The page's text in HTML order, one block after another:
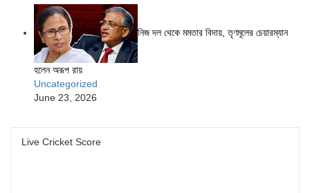
নিজ দল থেকে মমতার বিদায়, তৃণমূলের চেয়ারম্যান
হলেন অরূপ রায়
Uncategorized
June 23, 2026
Live Cricket Score